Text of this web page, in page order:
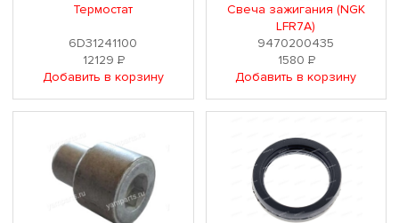
Термостат
6D31241100
12129Р
Добавить в корзину
Свеча зажигания (NGK
LFR7A)
9470200435
1580Р
Добавить в корзину